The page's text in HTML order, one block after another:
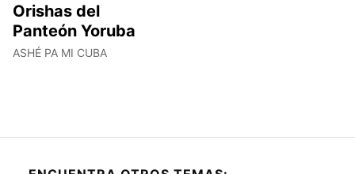
Orishas del
Panteón Yoruba
ASHÉ PA MI CUBA